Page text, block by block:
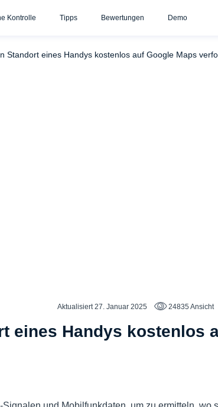
Kontrolle Tipps Bewertungen Demo
Standort eines Handys kostenlos auf Google Maps
Aktualisiert 27. Januar 2025 24835 Ansicht
eines Handys kostenlos
Mein Gerät finden/Mein iPhone finden